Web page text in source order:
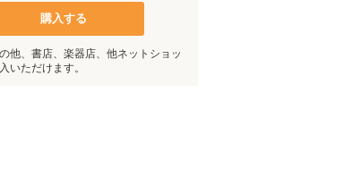
購入する
他、書店、楽器店、他ネットショッ
いただけます。